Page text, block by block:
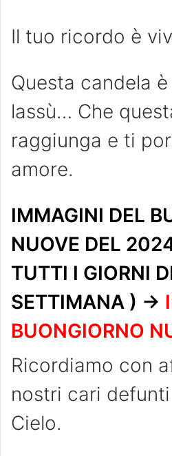
Il tuo ricordo è
Questa candela
lassù… Che
raggiunga e ti
amore.
IMMAGINI DEL
NUOVE DEL
TUTTI I GIORNI
SETTIMANA ) ->
BUONGIORNO
Ricordiamo con
nostri cari
Cielo.